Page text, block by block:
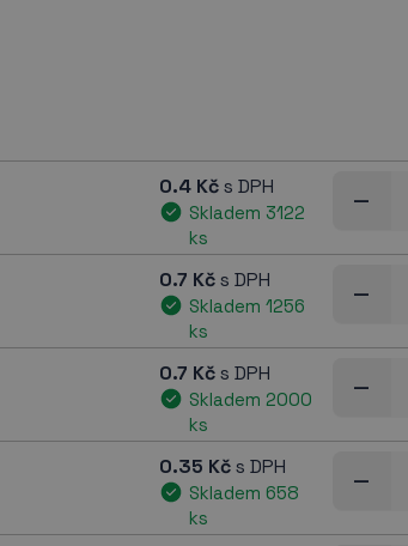
0.4 Kčs DPH
Skladem 3122
ks
–
0.7 Kčs DPH
Skladem 1256
ks
–
0.7 Kčs DPH
Skladem 2000
ks
–
0.35 Kčs DPH
Skladem 658
ks
–